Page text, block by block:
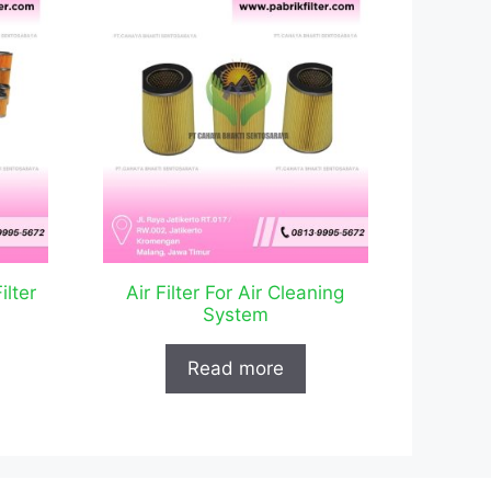
Air Filter For Air Cleaning
System
Read more